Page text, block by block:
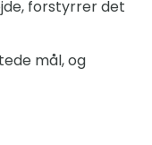
forstyrrer det
mål, og